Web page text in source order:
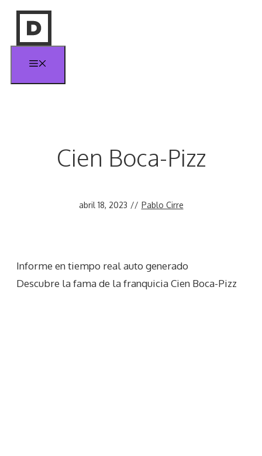
Saltar
contenido
Cien Boca-Pizz
abril 18, 2023 // Pablo Cirre
Informe en tiempo real auto generado
Descubre la fama de la franquicia Cien Boca-Pizz